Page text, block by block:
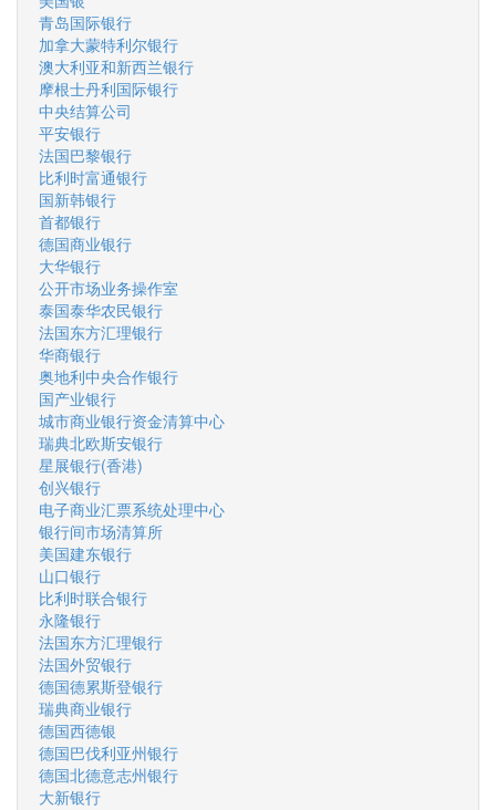
青岛国际银行
加拿大蒙特利尔银行
澳大利亚和新西兰银行
摩根士丹利国际银行
中央结算公司
平安银行
法国巴黎银行
比利时富通银行
国新韩银行
首都银行
德国商业银行
大华银行
公开市场业务操作室
泰国泰华农民银行
法国东方汇理银行
华商银行
奥地利中央合作银行
国产业银行
城市商业银行资金清算中心
瑞典北欧斯安银行
星展银行(香港)
创兴银行
电子商业汇票系统处理中心
银行间市场清算所
美国建东银行
山口银行
比利时联合银行
永隆银行
法国东方汇理银行
法国外贸银行
德国德累斯登银行
瑞典商业银行
德国西德银
德国巴伐利亚州银行
德国北德意志州银行
大新银行